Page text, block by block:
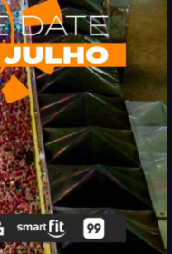
na região de
exclusivas e muito mais.